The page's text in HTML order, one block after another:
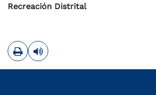
Recreación Distrital
ImprimirLeer contenido